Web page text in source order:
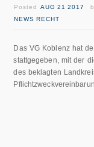
PostedAUG 21 2017
NEWS RECHT
Das VG Koblenz hat
stattgegeben, mit der
des beklagten